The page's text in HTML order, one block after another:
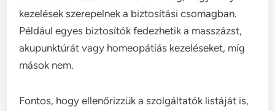
kezelések szerepelnek a biztosítási csomagban.
Például egyes biztosítók fedezhetik a masszázst,
akupunktúrát vagy homeopátiás kezeléseket, míg
mások nem.
Fontos, hogy ellenőrizzük a szolgáltatók listáját is,